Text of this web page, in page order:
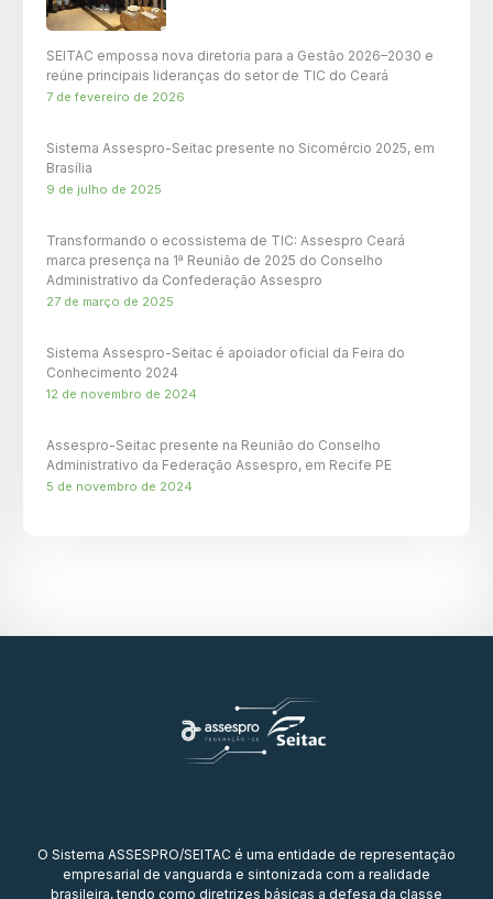
SEITAC empossa nova diretoria para a Gestão 2026–2030 e
reúne principais lideranças do setor de TIC do Ceará
7 de fevereiro de 2026
Sistema Assespro-Seitac presente no Sicomércio 2025, em
Brasília
9 de julho de 2025
Transformando o ecossistema de TIC: Assespro Ceará
marca presença na 1ª Reunião de 2025 do Conselho
Administrativo da Confederação Assespro
27 de março de 2025
Sistema Assespro-Seitac é apoiador oficial da Feira do
Conhecimento 2024
12 de novembro de 2024
Assespro-Seitac presente na Reunião do Conselho
Administrativo da Federação Assespro, em Recife PE
5 de novembro de 2024
O Sistema ASSESPRO/SEITAC é uma entidade de representação
empresarial de vanguarda e sintonizada com a realidade
brasileira, tendo como diretrizes básicas a defesa da classe